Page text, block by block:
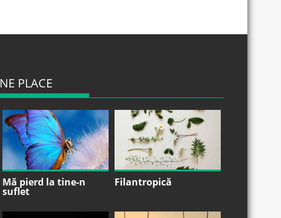
NE PLACE
Mă pierd la tine-n
suflet
Filantropică